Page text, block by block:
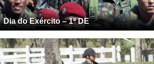
Dia do Exército – 1ª DE